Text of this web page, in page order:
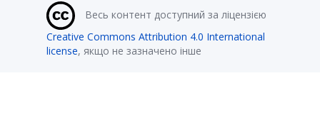
Весь контент доступний за ліцензією
Creative Commons Attribution 4.0 International
license, якщо не зазначено інше